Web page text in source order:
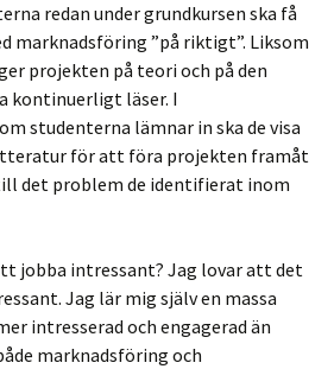
redan under grundkursen ska få
marknadsföring ”på riktigt”. Liksom
projekten på teori och på den
kontinuerligt läser. I
studenterna lämnar in ska de visa
för att föra projekten framåt
det problem de identifierat inom
jobba intressant? Jag lovar att det
Jag lär mig själv en massa
intresserad och engagerad än
marknadsföring och